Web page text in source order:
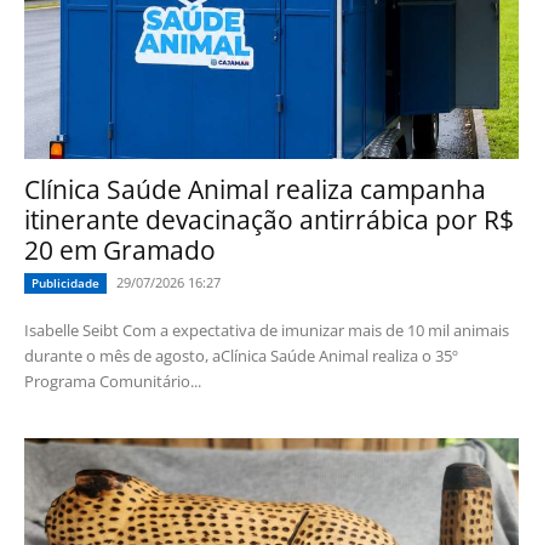
Clínica Saúde Animal realiza campanha
itinerante devacinação antirrábica por R$
20 em Gramado
Publicidade 29/07/2026 16:27
Isabelle Seibt Com a expectativa de imunizar mais de 10 mil animais
durante o mês de agosto, aClínica Saúde Animal realiza o 35º
Programa Comunitário...